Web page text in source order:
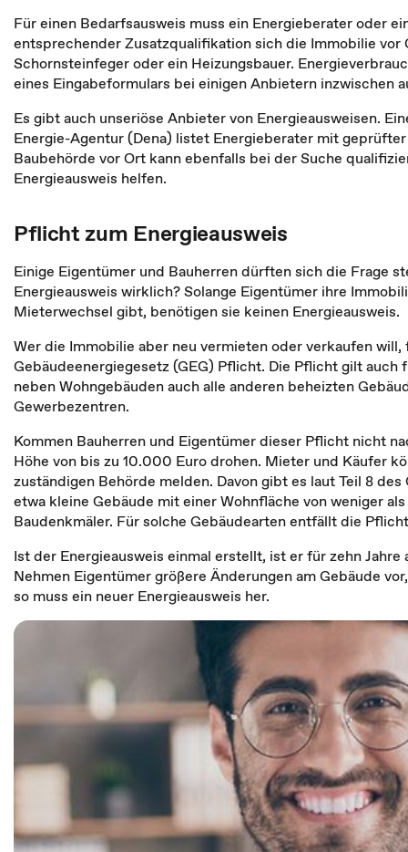
Für einen Bedarfsausweis muss ein Energieberater oder
entsprechender Zusatzqualifikation sich die Immobilie vor
Schornsteinfeger oder ein Heizungsbauer.
eines Eingabeformulars bei einigen Anbietern inzwischen
Es gibt auch unseriöse Anbieter von Energieausweisen.
Energie-Agentur (Dena) listet Energieberater mit
Baubehörde vor Ort kann ebenfalls bei der Suche
Energieausweis helfen.
Pflicht zum Energieausweis
Einige Eigentümer und Bauherren dürften sich die Frage
Energieausweis wirklich? Solange Eigentümer ihre
Mieterwechsel gibt, benötigen sie keinen Energieausweis.
Wer die Immobilie aber neu vermieten oder verkaufen
Gebäudeenergiegesetz (GEG) Pflicht. Die Pflicht gilt
neben Wohngebäuden auch alle anderen beheizten
Gewerbezentren.
Kommen Bauherren und Eigentümer dieser Pflicht nicht
Höhe von bis zu 10.000 Euro drohen. Mieter und Käufer
zuständigen Behörde melden. Davon gibt es laut Teil 8 des
etwa kleine Gebäude mit einer Wohnfläche von weniger
Baudenkmäler. Für solche Gebäudearten entfällt die
Ist der Energieausweis einmal erstellt, ist er für zehn
Nehmen Eigentümer größere Änderungen am Gebäude
so muss ein neuer Energieausweis her.